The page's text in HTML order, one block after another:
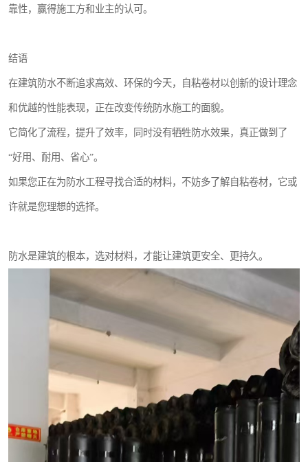
靠性，赢得施工方和业主的认可。
结语
在建筑防水不断追求高效、环保的今天，自粘卷材以创新的设计理念
和优越的性能表现，正在改变传统防水施工的面貌。
它简化了流程，提升了效率，同时没有牺牲防水效果，真正做到了
“好用、耐用、省心”。
如果您正在为防水工程寻找合适的材料，不妨多了解自粘卷材，它或
许就是您理想的选择。
防水是建筑的根本，选对材料，才能让建筑更安全、更持久。